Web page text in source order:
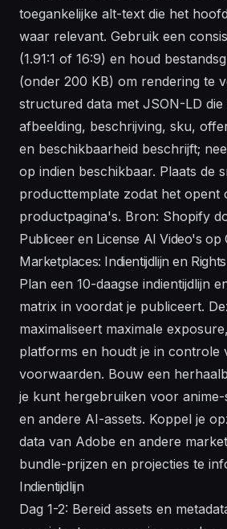
toegankelijke alt-text die het
waar relevant. Gebruik een
(1.91:1 of 16:9) en houd
(onder 200 KB) om rendering te
structured data met JSON-LD
afbeelding, beschrijving, sku,
en beschikbaarheid beschrijft;
op indien beschikbaar. Plaats de
producttemplate zodat het opent
productpagina's. Bron: Shopify
Publiceer en License AI Video's op
Marketplaces: Indientijdlijn en
Plan een 10-daagse indientijdlijn
matrix in voordat je publiceert.
maximaliseert maximale
platforms en houdt je in controle
voorwaarden. Bouw een
je kunt hergebruiken voor
en andere AI-assets. Koppel je
data van Adobe en andere
bundle-prijzen en projecties te
Indientijdlijn
Dag 1-2: Bereid assets en